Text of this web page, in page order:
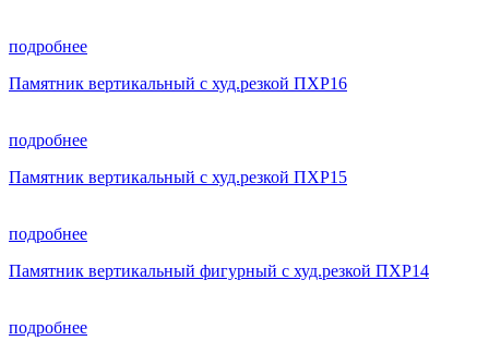
подробнее
Памятник вертикальный с худ.резкой ПХР16
подробнее
Памятник вертикальный с худ.резкой ПХР15
подробнее
Памятник вертикальный фигурный с худ.резкой ПХР14
подробнее